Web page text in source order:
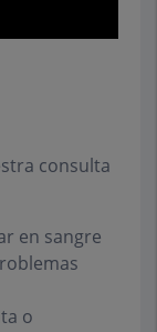
consulta
en sangre
o